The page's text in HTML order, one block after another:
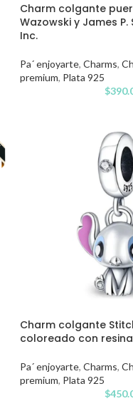
Charm colgante
Wazowski y James P.
Inc.
Pa´ enjoyarte, Charms,
premium, Plata 925
$
Charm colgante
coloreado con resina
Pa´ enjoyarte, Charms,
premium, Plata 925
$